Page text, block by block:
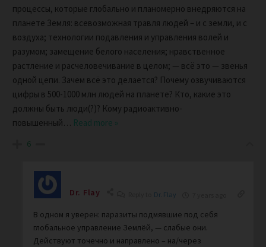
процессы, которые глобально и планомерно внедряются на
планете Земля: всевозможная травля людей – и с земли, и с
воздуха; технологии подавления и управления волей и
разумом; замещение белого населения; нравственное
растление и расчеловечивание в целом; — всё это — звенья
одной цепи. Зачем всё это делается? Почему озвучиваются
цифры в 500-1000 млн людей на планете? Кто, какие это
должны быть люди(?)? Кому радиоактивно-
повышенный… Read more »
6
Dr. Flay Dr. Flay
В одном я уверен: паразиты подмявшие под себя
глобальное управление Землёй, — слабые они.
Действуют точечно и направлено – на/через